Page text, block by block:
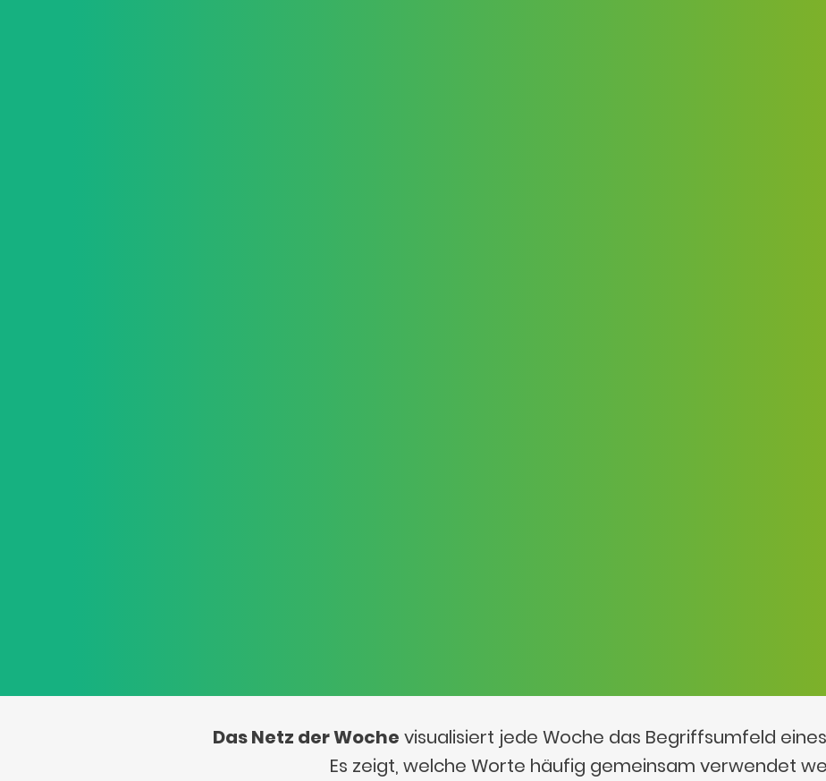
Das Netz der Woche visualisiert jede Woche das Begriffsumfeld
Es zeigt, welche Worte häufig gemeinsam verwendet